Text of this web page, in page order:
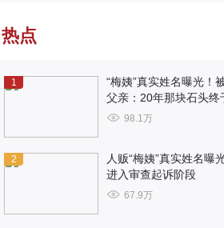
热点
1
“梅姨”真实姓名曝光！
父亲：20年那块石头终
98.1万
2
人贩“梅姨”真实姓名曝
进入审查起诉阶段
67.9万